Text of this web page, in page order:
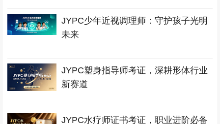
JYPC少年近视调理师：守护孩子光明
未来
JYPC塑身指导师考证，深耕形体行业
新赛道
JYPC水疗师证书考证，职业进阶必备